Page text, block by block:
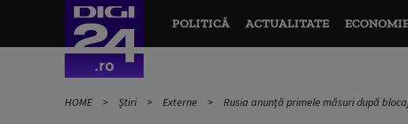
POLITICĂ ACTUALITATE
HOME Știri Externe Rusia anunță primele măsuri după